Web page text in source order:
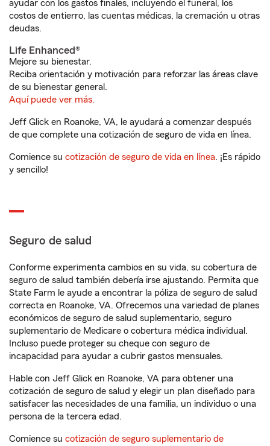
ayudar con los gastos finales, incluyendo el funeral, los
costos de entierro, las cuentas médicas, la cremación u otras
deudas.
Life Enhanced®
Mejore su bienestar.
Reciba orientación y motivación para reforzar las áreas clave
de su bienestar general.
Aquí puede ver más.
Jeff Glick en Roanoke, VA, le ayudará a comenzar después
de que complete una cotización de seguro de vida en línea.
Comience su cotización de seguro de vida en línea. ¡Es rápido
y sencillo!
Seguro de salud
Conforme experimenta cambios en su vida, su cobertura de
seguro de salud también debería irse ajustando. Permita que
State Farm le ayude a encontrar la póliza de seguro de salud
correcta en Roanoke, VA. Ofrecemos una variedad de planes
económicos de seguro de salud suplementario, seguro
suplementario de Medicare o cobertura médica individual.
Incluso puede proteger su cheque con seguro de
incapacidad para ayudar a cubrir gastos mensuales.
Hable con Jeff Glick en Roanoke, VA para obtener una
cotización de seguro de salud y elegir un plan diseñado para
satisfacer las necesidades de una familia, un individuo o una
persona de la tercera edad.
Comience su cotización de seguro suplementario de